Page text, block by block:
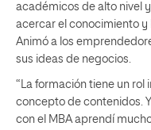
académicos de alto nivel
acercar el conocimiento y
Animó a los
sus ideas de negocios.
“La formación tiene un rol
concepto de contenidos.
con el MBA aprendí